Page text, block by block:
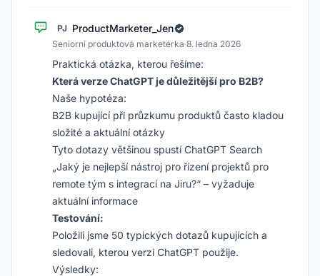
PJ ProductMarketer_Jen
Seniorní produktová marketérka·8. ledna 2026
Praktická otázka, kterou řešíme:
Která verze ChatGPT je důležitější pro B2B?
Naše hypotéza:
B2B kupující při průzkumu produktů často kladou
složité a aktuální otázky
Tyto dotazy většinou spustí ChatGPT Search
„Jaký je nejlepší nástroj pro řízení projektů pro
remote tým s integrací na Jiru?“ – vyžaduje
aktuální informace
Testování:
Položili jsme 50 typických dotazů kupujících a
sledovali, kterou verzi ChatGPT použije.
Výsledky: